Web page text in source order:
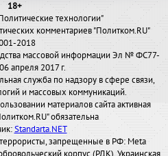
18+
технологии"
комментариев "Политком.RU"
2018
массовой информации Эл № ФС77-
апреля 2017 г.
служба по надзору в сфере связи,
и массовых коммуникаций.
материалов сайта активная
обязательна
Standarta.NET
запрещенные в РФ: Meta